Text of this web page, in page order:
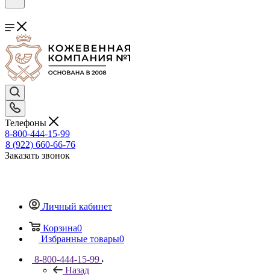
Телефоны
8-800-444-15-99
8 (922) 660-66-76
Заказать звонок
Личный кабинет
Корзина0
Избранные товары0
8-800-444-15-99
Назад